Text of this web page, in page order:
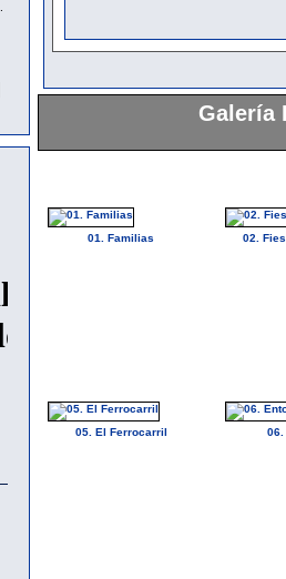
Galería
01. Familias 02.
05. El Ferrocarril 06.